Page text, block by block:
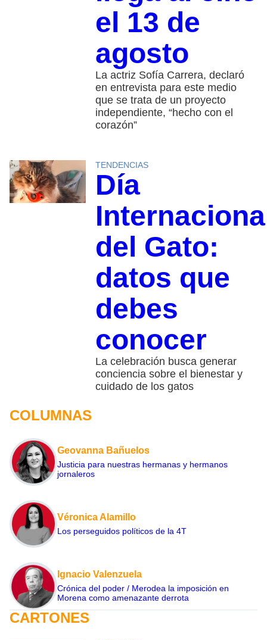
el 13 de
agosto
La actriz Sofía Carrera, declaró
en entrevista para este medio
que se trata de un proyecto
independiente, “hecho con el
corazón”
TENDENCIAS
Día
del Gato:
datos que
debes
conocer
La celebración busca generar
conciencia sobre el bienestar y
cuidado de los gatos
COLUMNAS
Geovanna Bañuelos
Justicia para nuestras hermanas y hermanos
jornaleros
Véronica Alamillo
Los perseguidos políticos de la 4T
Ignacio Valenzuela
Crónica del poder / Merodea la imposición en
Morena como amenazante derrota
CARTONES